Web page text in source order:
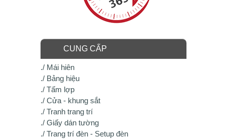
CUNG CẤP
./ Mái hiên
./ Bảng hiệu
./ Tấm lợp
./ Cửa - khung sắt
./ Tranh trang trí
./ Giấy dán tường
./ Trang trí đèn - Setup đèn